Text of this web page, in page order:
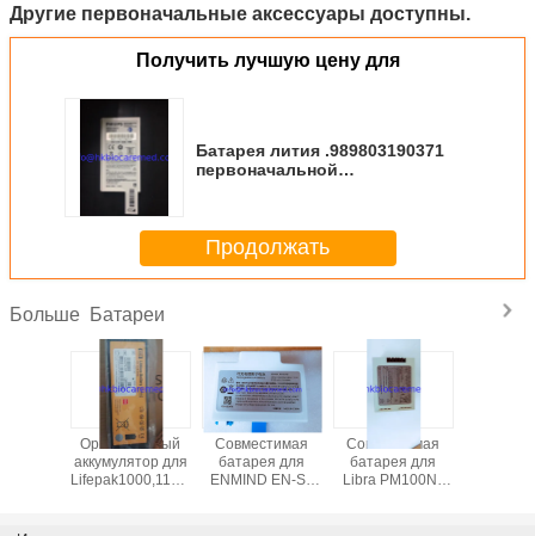
Другие первоначальные аксессуары доступны.
Получить лучшую цену для
Батарея лития .989803190371
первоначальной
Продолжать
Больше Батареи
Оригинальный
аккумулятор для
Lifepak1000,11141-
Совместимая
батарея для
ENMIND EN-S7
Совместимая
батарея для
Libra PM100N ,